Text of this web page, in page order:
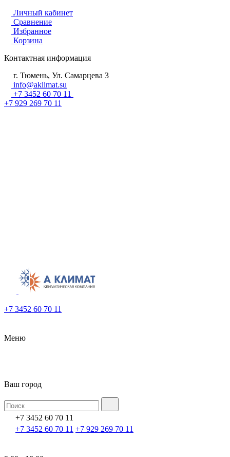
Личный кабинет
Сравнение
Избранное
Корзина
Контактная информация
г. Тюмень, Ул. Самарцева 3
info@aklimat.su
+7 3452 60 70 11
+7 929 269 70 11
+7 3452 60 70 11
Меню
Ваш город
+7 3452 60 70 11
+7 3452 60 70 11 +7 929 269 70 11